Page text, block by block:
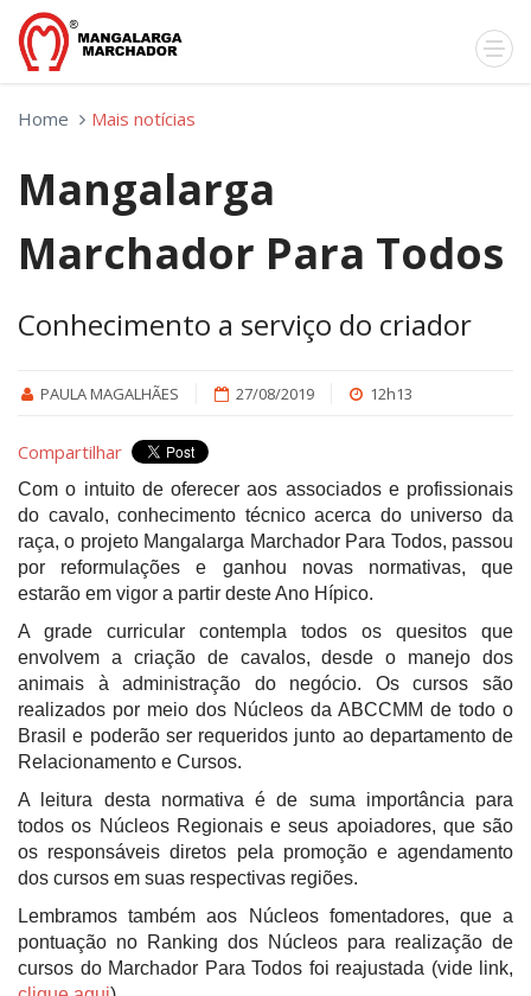
Home Mais notícias
Mangalarga
Marchador Para Todos
Conhecimento a serviço do criador
PAULA MAGALHÃES 27/08/2019 12h13
Compartilhar
Com o intuito de oferecer aos associados e profissionais
do cavalo, conhecimento técnico acerca do universo da
raça, o projeto Mangalarga Marchador Para Todos, passou
por reformulações e ganhou novas normativas, que
estarão em vigor a partir deste Ano Hípico.
A grade curricular contempla todos os quesitos que
envolvem a criação de cavalos, desde o manejo dos
animais à administração do negócio. Os cursos são
realizados por meio dos Núcleos da ABCCMM de todo o
Brasil e poderão ser requeridos junto ao departamento de
Relacionamento e Cursos.
A leitura desta normativa é de suma importância para
todos os Núcleos Regionais e seus apoiadores, que são
os responsáveis diretos pela promoção e agendamento
dos cursos em suas respectivas regiões.
Lembramos também aos Núcleos fomentadores, que a
pontuação no Ranking dos Núcleos para realização de
cursos do Marchador Para Todos foi reajustada (vide link,